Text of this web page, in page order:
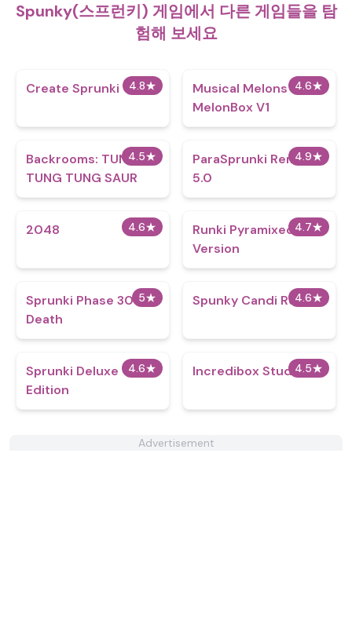
Spunky(스프런키) 게임에서 다른 게임들을 탐
험해 보세요
4.8★
Create Sprunki​ 4.6★
Musical Melons -
MelonBox V1
4.5★
Backrooms: TUNG
TUNG TUNG SAUR
4.9★
ParaSprunki Remake
5.0
4.6★
2048 4.7★
Runki Pyramixed
Version
5★
Sprunki Phase 30
Death
4.6★
Spunky Candi Retake
4.6★
Sprunki Deluxe
Edition
4.5★
Incredibox Studio
Advertisement